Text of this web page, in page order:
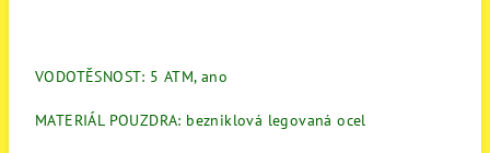
VODOTĚSNOST: 5 ATM, ano
MATERIÁL POUZDRA: bezniklová legovaná ocel